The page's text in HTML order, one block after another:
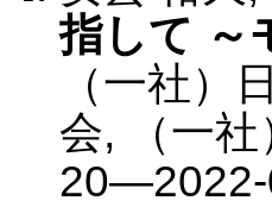
指して ～
（一社）
会,
（一
20—